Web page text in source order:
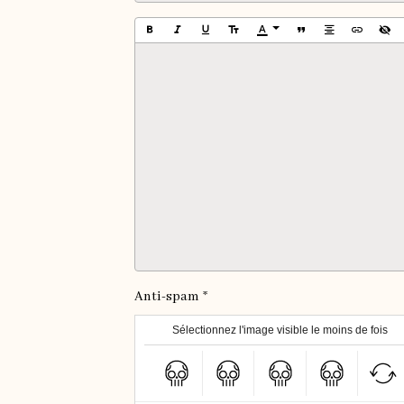
Anti-spam
Sélectionnez l'image visible le moins de fois